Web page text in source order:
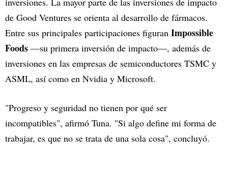
de Good Ventures se orienta al desarrollo de fármacos.
Entre sus principales participaciones figuran Impossible
Foods —su primera inversión de impacto—, además de
inversiones en las empresas de semiconductores TSMC y
ASML, así como en Nvidia y Microsoft.
"Progreso y seguridad no tienen por qué ser
incompatibles", afirmó Tuna. "Si algo define mi forma de
trabajar, es que no se trata de una sola cosa", concluyó.